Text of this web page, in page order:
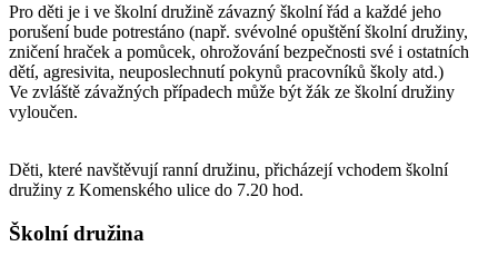
Pro děti je i ve školní družině závazný školní řád a každé jeho
porušení bude potrestáno (např. svévolné opuštění školní družiny,
zničení hraček a pomůcek, ohrožování bezpečnosti své i ostatních
dětí, agresivita, neuposlechnutí pokynů pracovníků školy atd.)
Ve zvláště závažných případech může být žák ze školní družiny
vyloučen.
Děti, které navštěvují ranní družinu, přicházejí vchodem školní
družiny z Komenského ulice do 7.20 hod.
Školní družina